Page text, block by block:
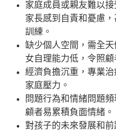
家庭成員或親友難以
家長感到自責和憂慮
訓練。
缺少個人空間，需全
女自理能力低，令照顧
經濟負擔沉重，專業
家庭壓力。
問題行為和情緒問題
顧者易累積負面情緒。
對孩子的未來發展和